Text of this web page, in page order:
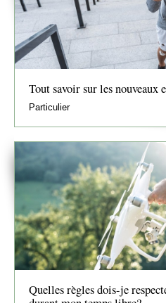
Tout savoir sur les nouveaux
Particulier
Quelles règles dois-je